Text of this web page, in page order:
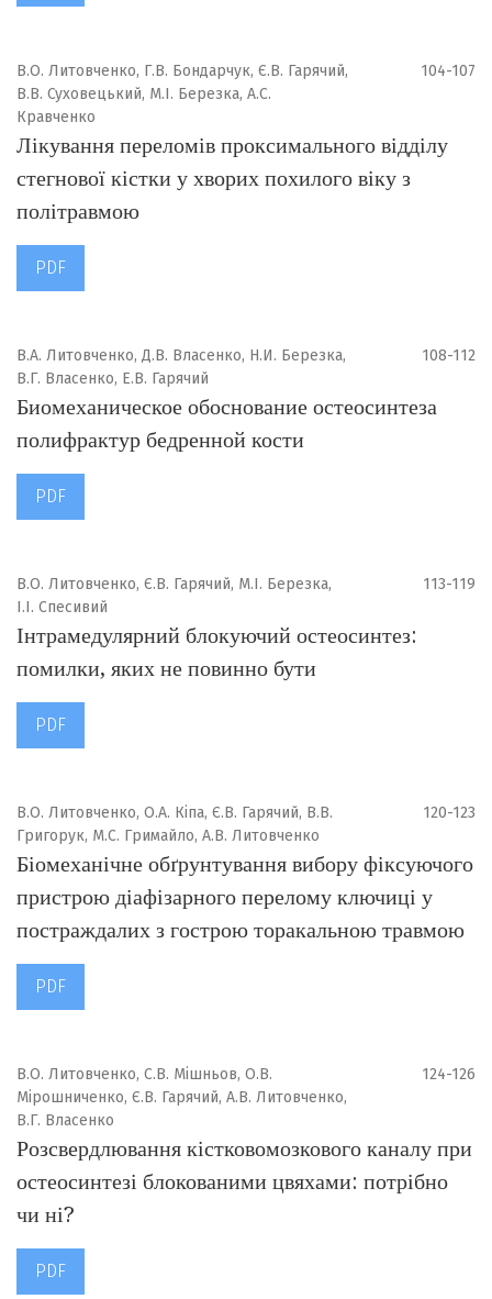
В.О. Литовченко, Г.В. Бондарчук, Є.В. Гарячий,
В.В. Суховецький, М.І. Березка, А.С.
Кравченко
104-107
Лікування переломів проксимального відділу
стегнової кістки у хворих похилого віку з
політравмою
PDF
В.А. Литовченко, Д.В. Власенко, Н.И. Березка,
В.Г. Власенко, Е.В. Гарячий
108-112
Биомеханическое обоснование остеосинтеза
полифрактур бедренной кости
PDF
В.О. Литовченко, Є.В. Гарячий, М.І. Березка,
І.І. Спесивий
113-119
Інтрамедулярний блокуючий остеосинтез:
помилки, яких не повинно бути
PDF
В.О. Литовченко, О.А. Кіпа, Є.В. Гарячий, В.В.
Григорук, М.С. Гримайло, А.В. Литовченко
120-123
Біомеханічне обґрунтування вибору фіксуючого
пристрою діафізарного перелому ключиці у
постраждалих з гострою торакальною травмою
PDF
В.О. Литовченко, С.В. Мішньов, О.В.
Мірошниченко, Є.В. Гарячий, А.В. Литовченко,
В.Г. Власенко
124-126
Розсвердлювання кістковомозкового каналу при
остеосинтезі блокованими цвяхами: потрібно
чи ні?
PDF